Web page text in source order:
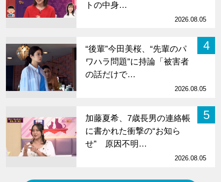
トの中身…
2026.08.05
4
“後輩”今田美桜、“先輩のパ
ワハラ問題”に持論「被害者
の話だけで…
2026.08.05
5
加藤夏希、7歳長男の連絡帳
に書かれた衝撃の“お知ら
せ” 原因不明…
2026.08.05